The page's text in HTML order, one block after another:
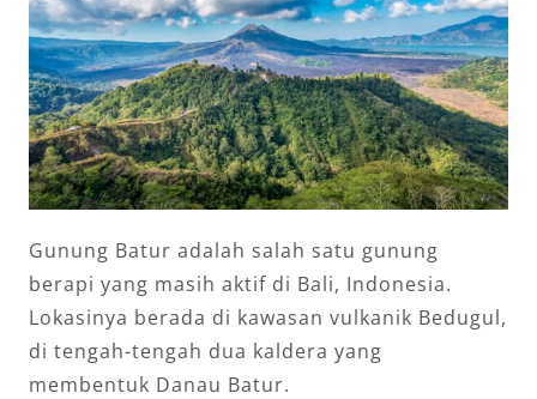
Gunung Batur adalah salah satu gunung
berapi yang masih aktif di Bali, Indonesia.
Lokasinya berada di kawasan vulkanik Bedugul,
di tengah-tengah dua kaldera yang
membentuk Danau Batur.